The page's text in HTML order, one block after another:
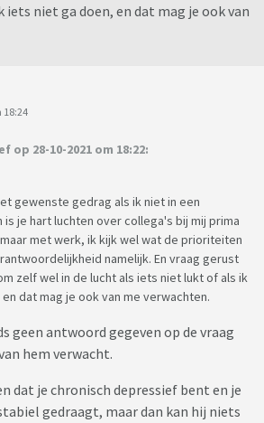
niet ga doen, en dat mag je ook van
18:24
op 28-10-2021 om 18:22:
gewenste gedrag als ik niet in een
is je hart luchten over collega's bij mij prima
met werk, ik kijk wel wat de prioriteiten
namelijk. En vraag gerust
zelf wel in de lucht als iets niet lukt of als ik
dat mag je ook van me verwachten.
geen antwoord gegeven op de vraag
hem verwacht.
dat je chronisch depressief bent en je
gedraagt, maar dan kan hij niets